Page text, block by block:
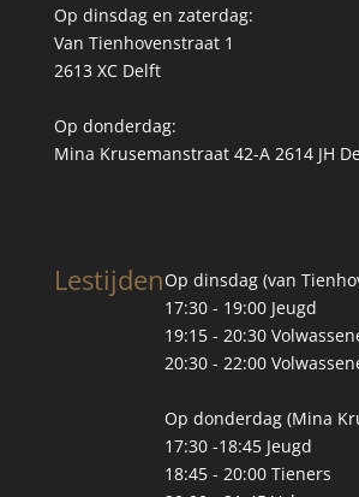
Op dinsdag en zaterdag:
Van Tienhovenstraat 1
2613 XC Delft
Op donderdag:
Mina Krusemanstraat 42-A 2614 JH
LestijdenOp dinsdag (van
17:30 - 19:00 Jeugd
19:15 - 20:30
20:30 - 22:00
Op donderdag (Mina
17:30 -18:45 Jeugd
18:45 - 20:00 Tieners